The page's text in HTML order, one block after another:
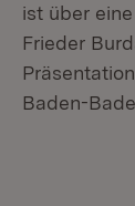
ist über
Frieder
Baden-